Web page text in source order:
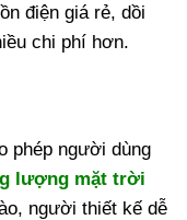
điện giá rẻ, dồi
chi phí hơn.
phép người dùng
lượng mặt trời
người thiết kế dễ